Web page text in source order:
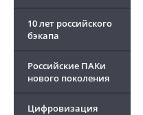
10 лет российского
бэкапа
Российские ПАКи
нового поколения
Цифровизация